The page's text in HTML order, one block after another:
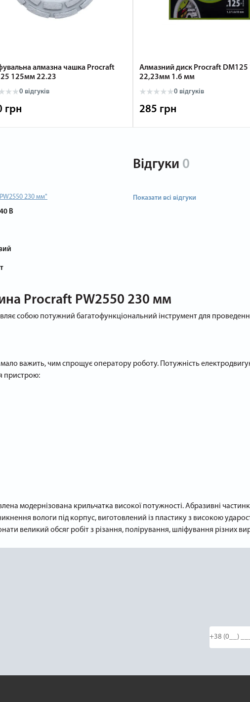
алмазна чашка Procraft
125мм 22.23
0 відгуків
грн
Алмазний диск Procraft
22,23мм 1.6 мм
0 відгуків
285 грн
230 мм"
В
Відгуки 0
Показати всі відгуки
Procraft PW2550 230 мм
собою потужний багатофункціональний інструмент для
важить, чим спрощує оператору роботу. Потужність
пристрою:
​​модернізована крильчатка високої потужності. Абразивні
вологи під корпус, виготовлений із пластику з високою
великий обсяг робіт з різання, полірування, шліфування різних